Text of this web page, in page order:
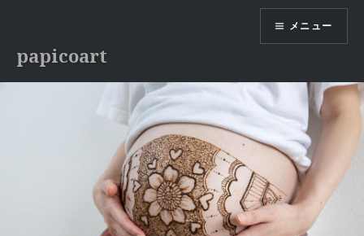
papicoart
メニュー